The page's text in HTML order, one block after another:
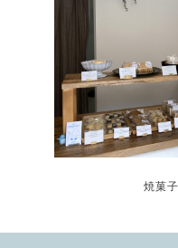
焼菓